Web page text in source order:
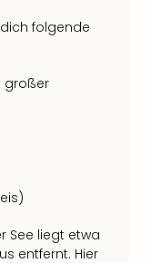
folgende
großer
See liegt etwa
entfernt. Hier